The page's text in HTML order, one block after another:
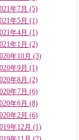
年7月 (5)
年5月 (1)
年4月 (1)
年1月 (2)
年10月 (3)
年9月 (1)
年8月 (2)
年7月 (6)
年6月 (8)
年2月 (6)
年12月 (1)